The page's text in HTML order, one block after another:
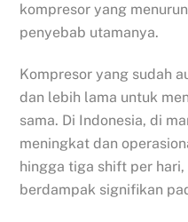
kompresor yang
penyebab utamanya.
Kompresor yang sudah
dan lebih lama untuk
sama. Di Indonesia, di
meningkat dan
hingga tiga shift per
berdampak signifikan